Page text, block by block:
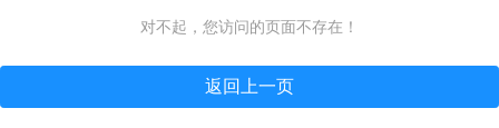
对不起，您访问的页面不存在！
返回上一页